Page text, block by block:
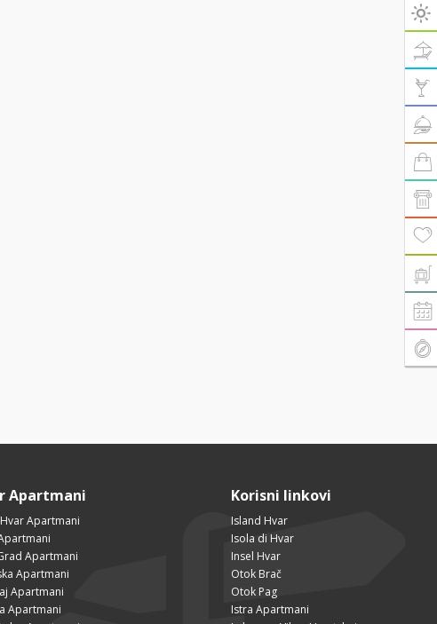
Apartmani
Apartmani
Apartmani
Apartmani
Apartmani
Apartmani
Korisni linkovi
Island Hvar
Isola di Hvar
Insel Hvar
Otok Brač
Otok Pag
Istra Apartmani